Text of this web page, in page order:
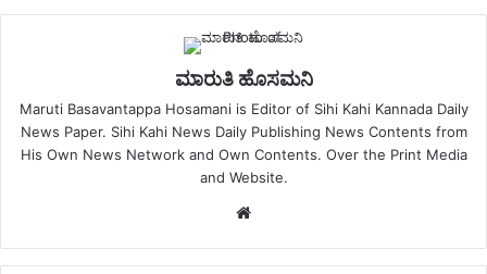
ಮಾರುತಿ ಹೊಸಮನಿ
Maruti Basavantappa Hosamani is Editor of Sihi Kahi Kannada Daily
News Paper. Sihi Kahi News Daily Publishing News Contents from
His Own News Network and Own Contents. Over the Print Media
and Website.
Website